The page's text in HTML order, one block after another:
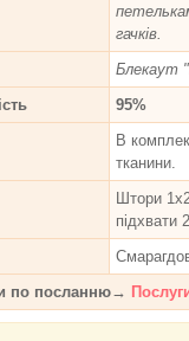
гачків.
Блекаут
95%
В
тканини.
Штори
підхвати
по посланню→